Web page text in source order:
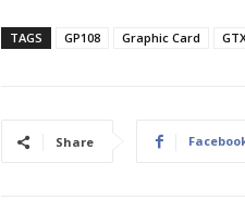
TAGS GP108 Graphic Card
Share